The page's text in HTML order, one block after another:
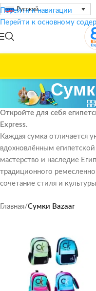
Перейти к навигации
Перейти к основному
Русский
Откройте для себя
Express.
Каждая сумка отличается
вдохновлённым
мастерство и наследие
традиционного
сочетание стиля и
Главная/Сумки Bazaar